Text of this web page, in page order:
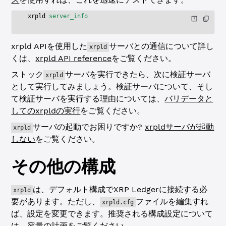
xrpld server_info
xrpld APIを使用した xrpld サーバとの通信について詳し
くは、xrpld API referenceをご覧ください。
ストック xrpld サーバを実行できたら、次に検証サーバ
として実行してみましょう。検証サーバについて、そし
て検証サーバを実行する理由については、バリデータと
してのxrpldの実行をご覧ください。
xrpld サーバの起動でお困りですか?xrpldサーバが起動
しないをご覧ください。
その他の構成
xrpld は、デフォルト構成でXRP Ledgerに接続する必
要があります。ただし、
xrpld.cfg ファイルを編集すれ
ば、設定を変更できます。推奨される構成設定について